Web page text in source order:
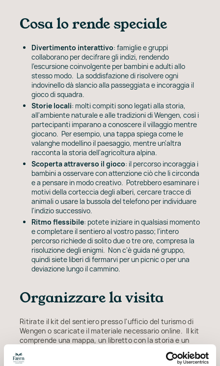
Cosa lo rende speciale
Divertimento interattivo: famiglie e gruppi
collaborano per decifrare gli indizi, rendendo
l'escursione coinvolgente per bambini e adulti allo
stesso modo. La soddisfazione di risolvere ogni
indovinello dà slancio alla passeggiata e incoraggia il
gioco di squadra.
Storie locali: molti compiti sono legati alla storia,
all'ambiente naturale e alle tradizioni di Wengen, così i
partecipanti imparano a conoscere il villaggio mentre
giocano. Per esempio, una tappa spiega come le
valanghe modellino il paesaggio, mentre un'altra
racconta la storia dell'agricoltura alpina.
Scoperta attraverso il gioco: il percorso incoraggia i
bambini a osservare con attenzione ciò che li circonda
e a pensare in modo creativo. Potrebbero esaminare i
motivi della corteccia degli alberi, cercare tracce di
animali o usare la bussola del telefono per individuare
l'indizio successivo.
Ritmo flessibile: potete iniziare in qualsiasi momento
e completare il sentiero al vostro passo; l'intero
percorso richiede di solito due o tre ore, compresa la
risoluzione degli enigmi. Non c'è guida né gruppo,
quindi siete liberi di fermarvi per un picnic o per una
deviazione lungo il cammino.
Organizzare la visita
Ritirate il kit del sentiero presso l'ufficio del turismo di
Wengen o scaricate il materiale necessario online. Il kit
comprende una mappa, un libretto con la storia e un
completamente carico: lo userete per inserire le